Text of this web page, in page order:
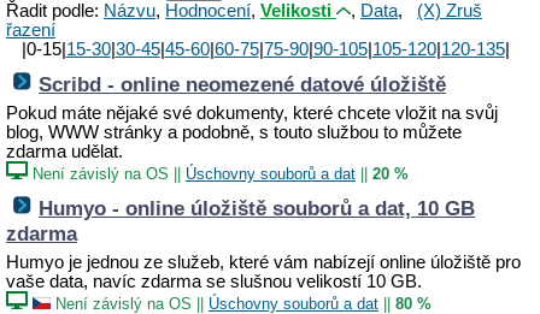
Řadit podle: Názvu, Hodnocení, Velikosti , Data, (X) Zruš
řazení
|0-15| 15-30| 30-45| 45-60| 60-75| 75-90| 90-105| 105-120| 120-135|
Scribd - online neomezené datové úložiště
Pokud máte nějaké své dokumenty, které chcete vložit na svůj
blog, WWW stránky a podobně, s touto službou to můžete
zdarma udělat.
Není závislý na OS Úschovny souborů a dat 20 %
Humyo - online úložiště souborů a dat, 10 GB
zdarma
Humyo je jednou ze služeb, které vám nabízejí online úložiště pro
vaše data, navíc zdarma se slušnou velikostí 10 GB.
Není závislý na OS Úschovny souborů a dat 80 %